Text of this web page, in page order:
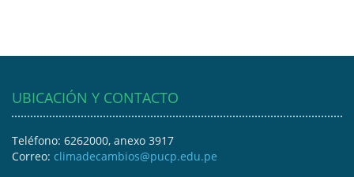
UBICACIÓN Y CONTACTO
Teléfono: 6262000, anexo 3917
Correo: climadecambios@pucp.edu.pe